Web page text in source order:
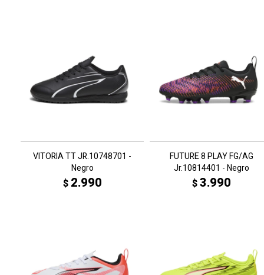
VITORIA TT JR.10748701 -
Negro
$ 2.990
FUTURE 8 PLAY FG/AG
Jr.10814401 - Negro
$3.990